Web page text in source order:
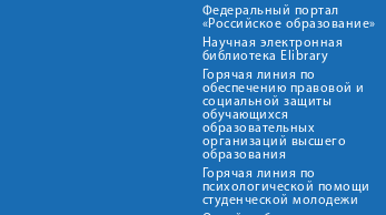
Федеральный портал
«Российское образование»
Научная электронная
библиотека Elibrary
Горячая линия по
обеспечению правовой и
социальной защиты
обучающихся
образовательных
организаций высшего
образования
Горячая линия по
психологической помощи
студенческой молодежи